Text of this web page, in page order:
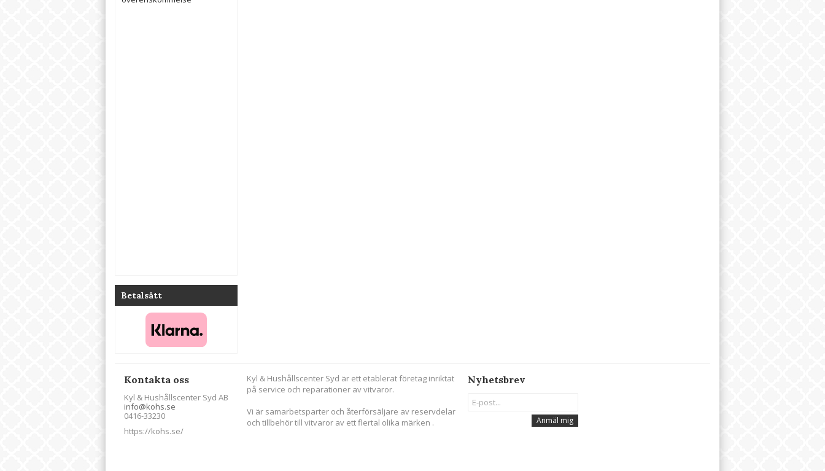
Betalsätt
Kontakta oss
Kyl & Hushållscenter Syd AB
info@kohs.se
0416-33230
https://kohs.se/
Nyhetsbrev
Anmäl mig
Kyl & Hushållscenter Syd är ett etablerat företag inriktat
på service och reparationer av vitvaror.
Vi är samarbetsparter och återförsäljare av reservdelar
och tillbehör till vitvaror av ett flertal olika märken .